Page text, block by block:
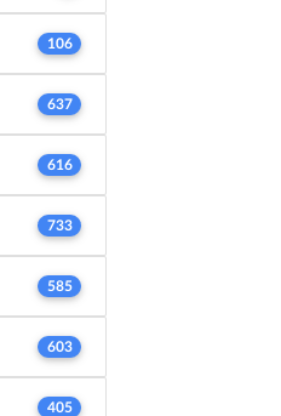
106
637
616
733
585
603
405